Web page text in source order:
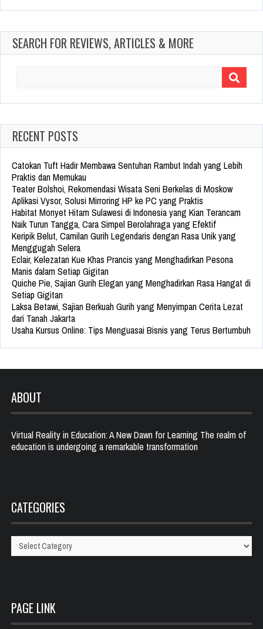
SEARCH FOR REVIEWS, ARTICLES & MORE
RECENT POSTS
Catokan Tuft Hadir Membawa Sentuhan Rambut Indah yang Lebih
Praktis dan Memukau
Teater Bolshoi, Rekomendasi Wisata Seni Berkelas di Moskow
Aplikasi Vysor, Solusi Mirroring HP ke PC yang Praktis
Habitat Monyet Hitam Sulawesi di Indonesia yang Kian Terancam
Naik Turun Tangga, Cara Simpel Berolahraga yang Efektif
Keripik Belut, Camilan Gurih Legendaris dengan Rasa Unik yang
Menggugah Selera
Eclair, Kelezatan Kue Khas Prancis yang Menghadirkan Pesona
Manis dalam Setiap Gigitan
Quiche Pie, Sajian Gurih Elegan yang Menghadirkan Rasa Hangat di
Setiap Gigitan
Laksa Betawi, Sajian Berkuah Gurih yang Menyimpan Cerita Lezat
dari Tanah Jakarta
Usaha Kursus Online: Tips Menguasai Bisnis yang Terus Bertumbuh
ABOUT
Virtual Reality in Education: A New Dawn for Learning The realm of
education is undergoing a remarkable transformation
CATEGORIES
Categories
PAGE LINK